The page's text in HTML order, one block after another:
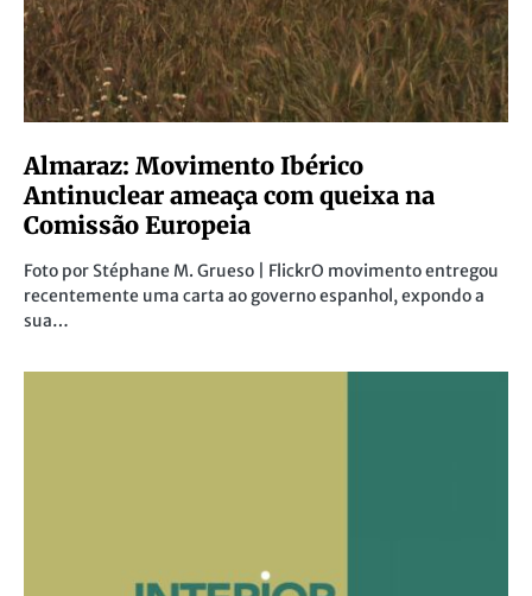
Almaraz: Movimento Ibérico
Antinuclear ameaça com queixa na
Comissão Europeia
Foto por Stéphane M. Grueso | FlickrO movimento entregou
recentemente uma carta ao governo espanhol, expondo a
sua…